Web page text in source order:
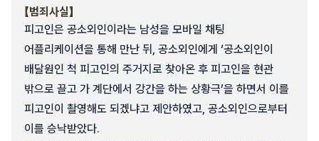
【범죄사실】
피고인은 공소외인이라는 남성을 모바일 채팅
어플리케이션을 통해 만난 뒤, 공소외인에게 ‘공소외인이
배달원인 척 피고인의 주거지로 찾아온 후 피고인을 현관
밖으로 끌고 가 계단에서 강간을 하는 상황극’을 하면서 이를
피고인이 촬영해도 되겠냐고 제안하였고, 공소외인으로부터
이를 승낙받았다.